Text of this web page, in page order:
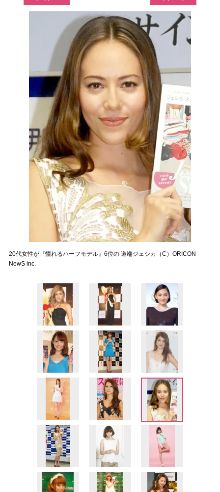
20代女性が『憧れるハーフモデル』6位の 道端ジェシカ（C）ORICON
NewS inc.